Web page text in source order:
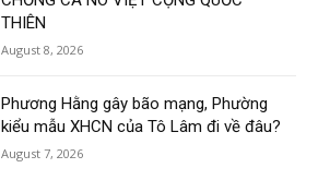
THIÊN
August 8, 2026
Phương Hằng gây bão mạng, Phường
kiểu mẫu XHCN của Tô Lâm đi về đâu?
August 7, 2026